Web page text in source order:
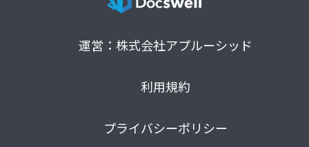
運営：株式会社アプルーシッド
利用規約
プライバシーポリシー